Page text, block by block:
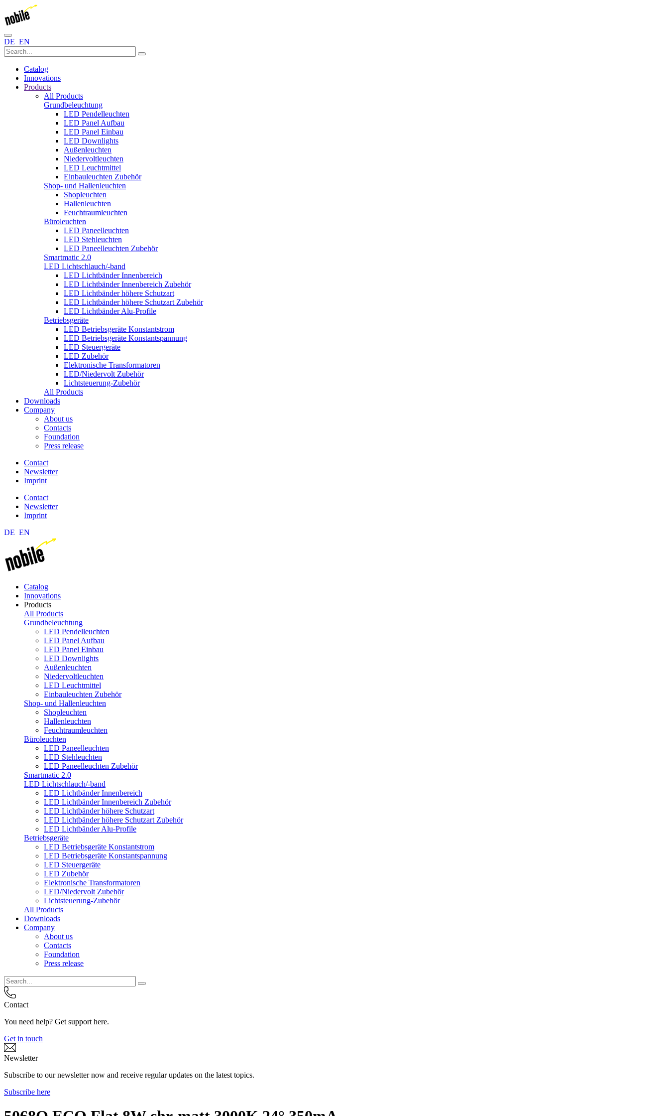
DE EN
Catalog
Innovations
Products
All Products
Grundbeleuchtung
LED Pendelleuchten
LED Panel Aufbau
LED Panel Einbau
LED Downlights
Außenleuchten
Niedervoltleuchten
LED Leuchtmittel
Einbauleuchten Zubehör
Shop- und Hallenleuchten
Shopleuchten
Hallenleuchten
Feuchtraumleuchten
Büroleuchten
LED Paneelleuchten
LED Stehleuchten
LED Paneelleuchten Zubehör
Smartmatic 2.0
LED Lichtschlauch/-band
LED Lichtbänder Innenbereich
LED Lichtbänder Innenbereich Zubehör
LED Lichtbänder höhere Schutzart
LED Lichtbänder höhere Schutzart Zubehör
LED Lichtbänder Alu-Profile
Betriebsgeräte
LED Betriebsgeräte Konstantstrom
LED Betriebsgeräte Konstantspannung
LED Steuergeräte
LED Zubehör
Elektronische Transformatoren
LED/Niedervolt Zubehör
Lichtsteuerung-Zubehör
All Products
Downloads
Company
About us
Contacts
Foundation
Press release
Contact
Newsletter
Imprint
Contact
Newsletter
Imprint
DE EN
Catalog
Innovations
Products
All Products
Grundbeleuchtung
LED Pendelleuchten
LED Panel Aufbau
LED Panel Einbau
LED Downlights
Außenleuchten
Niedervoltleuchten
LED Leuchtmittel
Einbauleuchten Zubehör
Shop- und Hallenleuchten
Shopleuchten
Hallenleuchten
Feuchtraumleuchten
Büroleuchten
LED Paneelleuchten
LED Stehleuchten
LED Paneelleuchten Zubehör
Smartmatic 2.0
LED Lichtschlauch/-band
LED Lichtbänder Innenbereich
LED Lichtbänder Innenbereich Zubehör
LED Lichtbänder höhere Schutzart
LED Lichtbänder höhere Schutzart Zubehör
LED Lichtbänder Alu-Profile
Betriebsgeräte
LED Betriebsgeräte Konstantstrom
LED Betriebsgeräte Konstantspannung
LED Steuergeräte
LED Zubehör
Elektronische Transformatoren
LED/Niedervolt Zubehör
Lichtsteuerung-Zubehör
All Products
Downloads
Company
About us
Contacts
Foundation
Press release
Contact
You need help? Get support here.
Get in touch
Newsletter
Subscribe to our newsletter now and receive regular updates on the latest topics.
Subscribe here